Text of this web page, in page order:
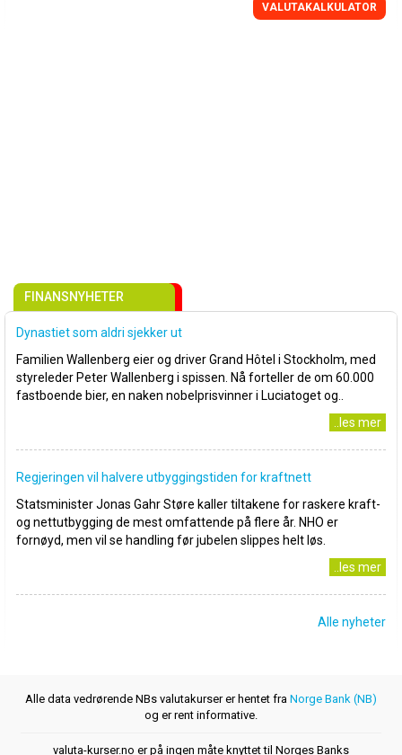
VALUTAKALKULATOR
FINANSNYHETER
Dynastiet som aldri sjekker ut
Familien Wallenberg eier og driver Grand Hôtel i Stockholm, med
styreleder Peter Wallenberg i spissen. Nå forteller de om 60.000
fastboende bier, en naken nobelprisvinner i Luciatoget og..
..les mer
Regjeringen vil halvere utbyggingstiden for kraftnett
Statsminister Jonas Gahr Støre kaller tiltakene for raskere kraft-
og nettutbygging de mest omfattende på flere år. NHO er
fornøyd, men vil se handling før jubelen slippes helt løs.
..les mer
Alle nyheter
Alle data vedrørende NBs valutakurser er hentet fra Norge Bank (NB)
og er rent informative.
valuta-kurser.no er på ingen måte knyttet til Norges Banks